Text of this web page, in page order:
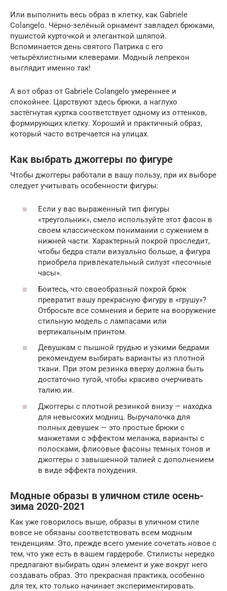
Или выполнить весь образ в клетку, как Gabriele
Colangelo. Чёрно-зелёный орнамент завладел брюками,
пушистой курточкой и элегантной шляпой.
Вспоминается день святого Патрика с его
четырёхлистными клеверами. Модный лепрекон
выглядит именно так!
А вот образ от Gabriele Colangelo умереннее и
спокойнее. Царствуют здесь брюки, а наглухо
застёгнутая куртка соответствует одному из оттенков,
формирующих клетку. Хороший и практичный образ,
который часто встречается на улицах.
Как выбрать джоггеры по фигуре
Чтобы джоггеры работали в вашу пользу, при их выборе
следует учитывать особенности фигуры:
Если у вас выраженный тип фигуры
«треугольник», смело используйте этот фасон в
своем классическом понимании с сужением в
нижней части. Характерный покрой проследит,
чтобы бедра стали визуально больше, а фигура
приобрела привлекательный силуэт «песочные
часы».
Боитесь, что своеобразный покрой брюк
превратит вашу прекрасную фигуру в «грушу»?
Отбросьте все сомнения и берите на вооружение
стильную модель с лампасами или
вертикальным принтом.
Девушкам с пышной грудью и узкими бедрами
рекомендуем выбирать варианты из плотной
ткани. При этом резинка вверху должна быть
достаточно тугой, чтобы красиво очерчивать
талию.ии.
Джоггеры с плотной резинкой внизу — находка
для невысоких модниц. Выручалочка для
полных девушек — это простые брюки с
манжетами с эффектом меланжа, варианты с
полосками, флисовые фасоны темных тонов и
джоггеры с завышенной талией с дополнением
в виде эффекта похудения.
Модные образы в уличном стиле осень-
зима 2020-2021
Как уже говорилось выше, образы в уличном стиле
вовсе не обязаны соответствовать всем модным
тенденциям. Это, прежде всего умение сочетать новое с
тем, что уже есть в вашем гардеробе. Стилисты нередко
предлагают выбирать один элемент и уже вокруг него
создавать образ. Это прекрасная практика, особенно
для тех, кто только начинает экспериментировать.